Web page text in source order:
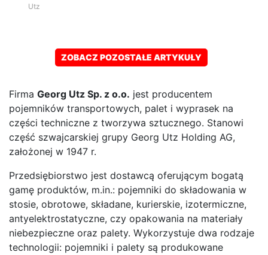
Utz
ZOBACZ POZOSTAŁE ARTYKUŁY
Firma Georg Utz Sp. z o.o. jest producentem
pojemników transportowych, palet i wyprasek na
części techniczne z tworzywa sztucznego. Stanowi
część szwajcarskiej grupy Georg Utz Holding AG,
założonej w 1947 r.
Przedsiębiorstwo jest dostawcą oferującym bogatą
gamę produktów, m.in.: pojemniki do składowania w
stosie, obrotowe, składane, kurierskie, izotermiczne,
antyelektrostatyczne, czy opakowania na materiały
niebezpieczne oraz palety. Wykorzystuje dwa rodzaje
technologii: pojemniki i palety są produkowane